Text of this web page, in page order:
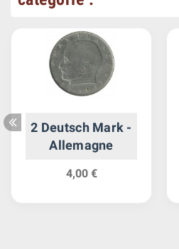
2 Deutsch Mark -
Allemagne
4,00 €